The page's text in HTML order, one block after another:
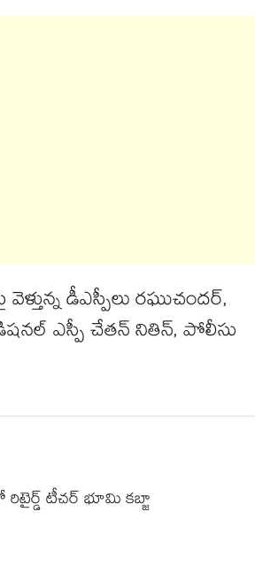
డీఎస్పీలు రఘుచందర్,
ఎస్పీ చేతన్ నితిన్, పోలీసు
టీచర్ భూమి కబ్జా